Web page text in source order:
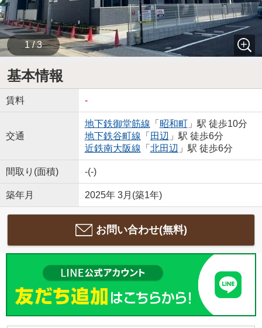
1 / 3
基本情報
賃料 -
交通
地下鉄御堂筋線 「 昭和町」駅 徒歩10分
地下鉄谷町線 「 田辺 」駅 徒歩6分
近鉄南大阪線 「 北田辺 」駅 徒歩6分
間取り(面積) -(-)
築年月 2025年 3月(築1年)
お問い合わせ(無料)